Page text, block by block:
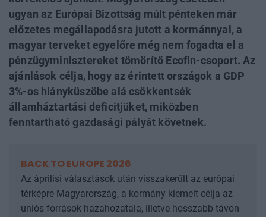
ugyan az Európai Bizottság múlt pénteken már
előzetes megállapodásra jutott a kormánnyal, a
magyar terveket egyelőre még nem fogadta el a
pénzügyminisztereket tömörítő Ecofin-csoport. Az
ajánlások célja, hogy az érintett országok a GDP
3%-os hiányküszöbe alá csökkentsék
államháztartási deficitjüket, miközben
fenntartható gazdasági pályát követnek.
BACK TO EUROPE 2026
Az áprilisi választások után visszakerült az európai
térképre Magyarország, a kormány kiemelt célja az
uniós források hazahozatala, illetve hosszabb távon